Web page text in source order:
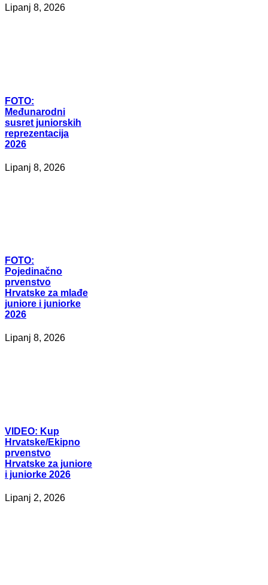
Lipanj 8, 2026
FOTO:
Međunarodni
susret juniorskih
reprezentacija
2026
Lipanj 8, 2026
FOTO:
Pojedinačno
prvenstvo
Hrvatske za mlađe
juniore i juniorke
2026
Lipanj 8, 2026
VIDEO: Kup
Hrvatske/Ekipno
prvenstvo
Hrvatske za juniore
i juniorke 2026
Lipanj 2, 2026